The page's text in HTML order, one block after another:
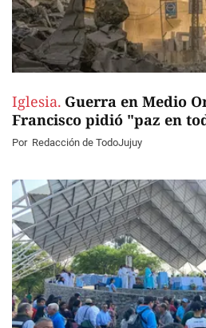
Iglesia. Guerra en Medio
Francisco pidió "paz en
Por Redacción de TodoJujuy